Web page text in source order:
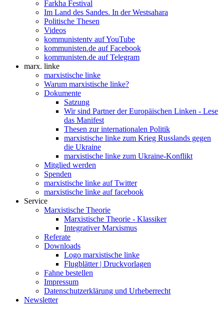
Farkha Festival
Im Land des Sandes. In der Westsahara
Politische Thesen
Videos
kommunistentv auf YouTube
kommunisten.de auf Facebook
kommunisten.de auf Telegram
marx. linke
marxistische linke
Warum marxistische linke?
Dokumente
Satzung
Wir sind Partner der Europäischen Linken - Lese
das Manifest
Thesen zur internationalen Politik
marxistische linke zum Krieg Russlands gegen
die Ukraine
marxistische linke zum Ukraine-Konflikt
Mitglied werden
Spenden
marxistische linke auf Twitter
marxistische linke auf facebook
Service
Marxistische Theorie
Marxistische Theorie - Klassiker
Integrativer Marxismus
Referate
Downloads
Logo marxistische linke
Flugblätter | Druckvorlagen
Fahne bestellen
Impressum
Datenschutzerklärung und Urheberrecht
Newsletter